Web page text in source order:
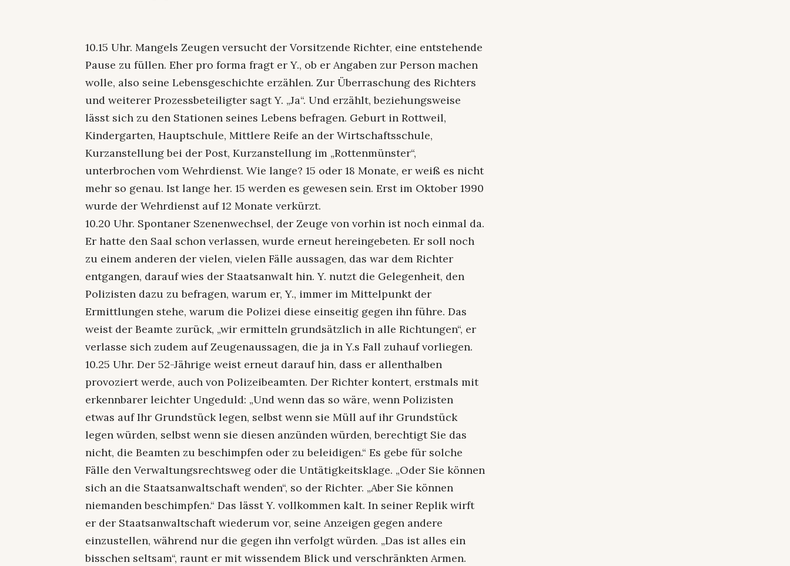
10.15 Uhr. Mangels Zeugen versucht der Vorsitzende Richter, eine entstehende
Pause zu füllen. Eher pro forma fragt er Y., ob er Angaben zur Person machen
wolle, also seine Lebensgeschichte erzählen. Zur Überraschung des Richters
und weiterer Prozessbeteiligter sagt Y. „Ja“. Und erzählt, beziehungsweise
lässt sich zu den Stationen seines Lebens befragen. Geburt in Rottweil,
Kindergarten, Hauptschule, Mittlere Reife an der Wirtschaftsschule,
Kurzanstellung bei der Post, Kurzanstellung im „Rottenmünster“,
unterbrochen vom Wehrdienst. Wie lange? 15 oder 18 Monate, er weiß es nicht
mehr so genau. Ist lange her. 15 werden es gewesen sein. Erst im Oktober 1990
wurde der Wehrdienst auf 12 Monate verkürzt.
10.20 Uhr. Spontaner Szenenwechsel, der Zeuge von vorhin ist noch einmal da.
Er hatte den Saal schon verlassen, wurde erneut hereingebeten. Er soll noch
zu einem anderen der vielen, vielen Fälle aussagen, das war dem Richter
entgangen, darauf wies der Staatsanwalt hin. Y. nutzt die Gelegenheit, den
Polizisten dazu zu befragen, warum er, Y., immer im Mittelpunkt der
Ermittlungen stehe, warum die Polizei diese einseitig gegen ihn führe. Das
weist der Beamte zurück, „wir ermitteln grundsätzlich in alle Richtungen“, er
verlasse sich zudem auf Zeugenaussagen, die ja in Y.s Fall zuhauf vorliegen.
10.25 Uhr. Der 52-Jährige weist erneut darauf hin, dass er allenthalben
provoziert werde, auch von Polizeibeamten. Der Richter kontert, erstmals mit
erkennbarer leichter Ungeduld: „Und wenn das so wäre, wenn Polizisten
etwas auf Ihr Grundstück legen, selbst wenn sie Müll auf ihr Grundstück
legen würden, selbst wenn sie diesen anzünden würden, berechtigt Sie das
nicht, die Beamten zu beschimpfen oder zu beleidigen.“ Es gebe für solche
Fälle den Verwaltungsrechtsweg oder die Untätigkeitsklage. „Oder Sie können
sich an die Staatsanwaltschaft wenden“, so der Richter. „Aber Sie können
niemanden beschimpfen.“ Das lässt Y. vollkommen kalt. In seiner Replik wirft
er der Staatsanwaltschaft wiederum vor, seine Anzeigen gegen andere
einzustellen, während nur die gegen ihn verfolgt würden. „Das ist alles ein
bisschen seltsam“, raunt er mit wissendem Blick und verschränkten Armen.